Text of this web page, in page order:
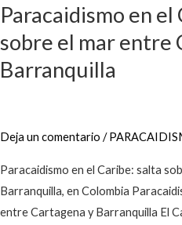
Paracaidismo en el
sobre el mar entre
Barranquilla
Deja un comentario /
Paracaidismo en el Caribe: salta
Barranquilla, en Colombia
entre Cartagena y Barranquilla El
Caribe:
salta
el
Cartagena
y
Barranquilla